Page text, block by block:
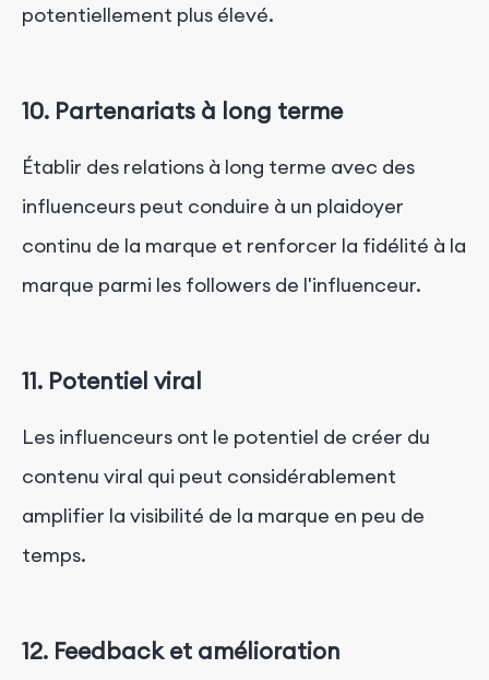
potentiellement plus élevé.
10. Partenariats à long terme
Établir des relations à long terme avec des
influenceurs peut conduire à un plaidoyer
continu de la marque et renforcer la fidélité à la
marque parmi les followers de l'influenceur.
11. Potentiel viral
Les influenceurs ont le potentiel de créer du
contenu viral qui peut considérablement
amplifier la visibilité de la marque en peu de
temps.
12. Feedback et amélioration